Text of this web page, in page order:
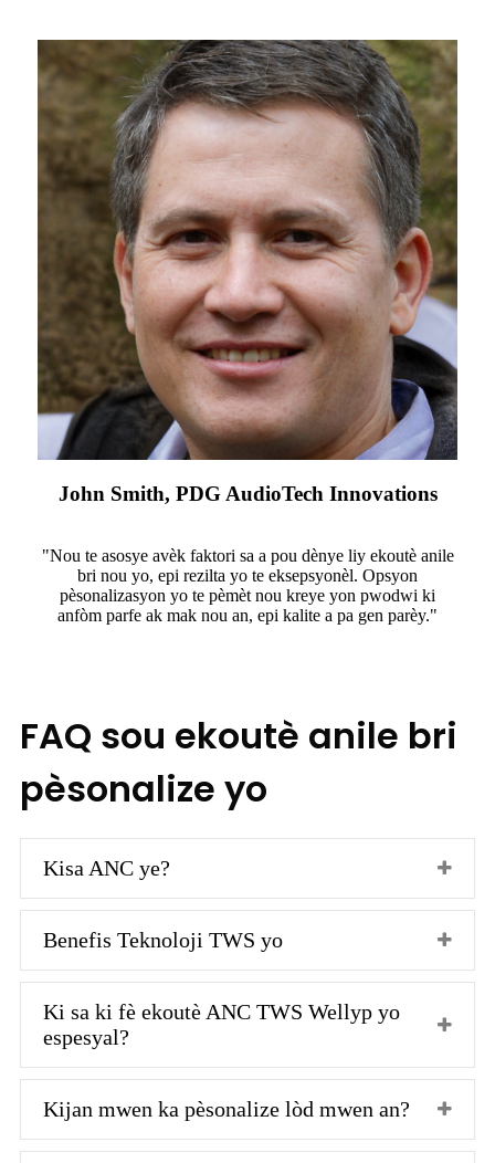
John Smith, PDG AudioTech Innovations
"Nou te asosye avèk faktori sa a pou dènye liy ekoutè anile
bri nou yo, epi rezilta yo te eksepsyonèl. Opsyon
pèsonalizasyon yo te pèmèt nou kreye yon pwodwi ki
anfòm parfe ak mak nou an, epi kalite a pa gen parèy."
FAQ sou ekoutè anile bri
pèsonalize yo
Kisa ANC ye?
Benefis Teknoloji TWS yo
Ki sa ki fè ekoutè ANC TWS Wellyp yo
espesyal?
Kijan mwen ka pèsonalize lòd mwen an?